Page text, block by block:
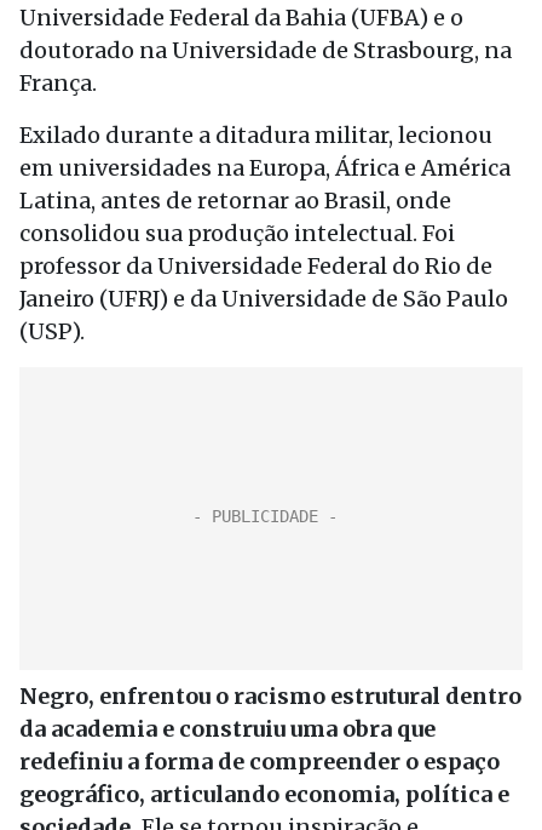
Universidade Federal da Bahia (UFBA) e o
doutorado na Universidade de Strasbourg, na
França.
Exilado durante a ditadura militar, lecionou
em universidades na Europa, África e América
Latina, antes de retornar ao Brasil, onde
consolidou sua produção intelectual. Foi
professor da Universidade Federal do Rio de
Janeiro (UFRJ) e da Universidade de São Paulo
(USP).
Negro, enfrentou o racismo estrutural dentro
da academia e construiu uma obra que
redefiniu a forma de compreender o espaço
geográfico, articulando economia, política e